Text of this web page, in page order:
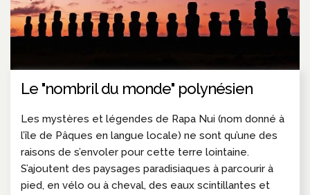
Le "nombril du monde" polynésien
Les mystères et légendes de Rapa Nui (nom donné à
l’île de Pâques en langue locale) ne sont qu’une des
raisons de s’envoler pour cette terre lointaine.
S’ajoutent des paysages paradisiaques à parcourir à
pied, en vélo ou à cheval, des eaux scintillantes et